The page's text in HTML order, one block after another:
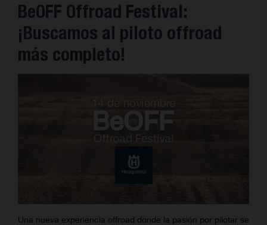
BeOFF Offroad Festival:
¡Buscamos al piloto offroad
más completo!
Una nueva experiencia offroad donde la pasión por pilotar se